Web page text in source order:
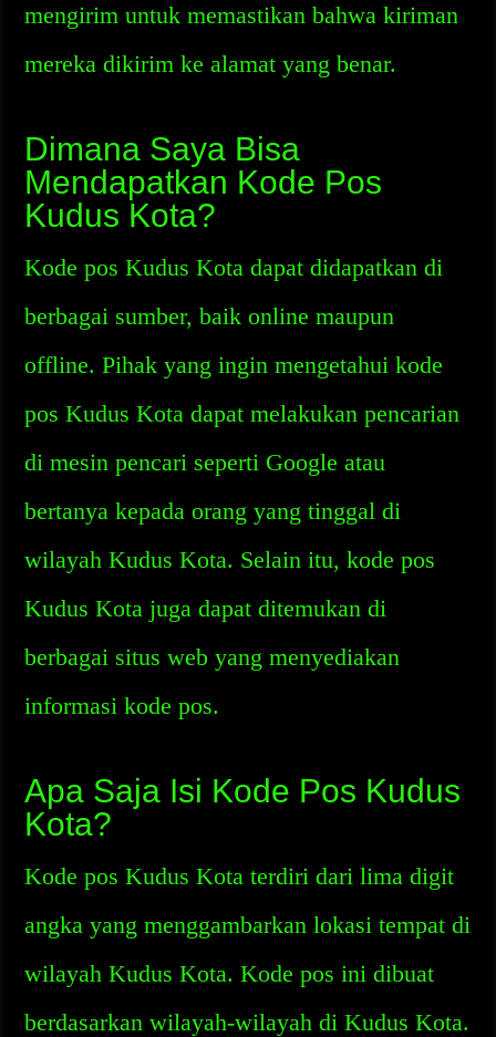
mengirim untuk memastikan bahwa kiriman
mereka dikirim ke alamat yang benar.
Dimana Saya Bisa
Mendapatkan Kode Pos
Kudus Kota?
Kode pos Kudus Kota dapat didapatkan di
berbagai sumber, baik online maupun
offline. Pihak yang ingin mengetahui kode
pos Kudus Kota dapat melakukan pencarian
di mesin pencari seperti Google atau
bertanya kepada orang yang tinggal di
wilayah Kudus Kota. Selain itu, kode pos
Kudus Kota juga dapat ditemukan di
berbagai situs web yang menyediakan
informasi kode pos.
Apa Saja Isi Kode Pos Kudus
Kota?
Kode pos Kudus Kota terdiri dari lima digit
angka yang menggambarkan lokasi tempat di
wilayah Kudus Kota. Kode pos ini dibuat
berdasarkan wilayah-wilayah di Kudus Kota.